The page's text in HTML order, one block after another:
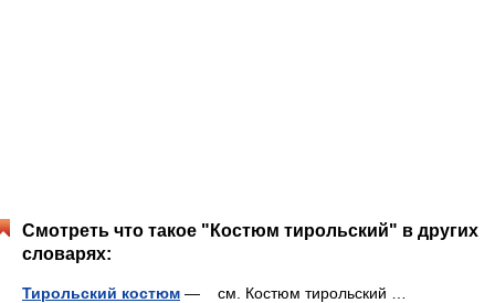
Смотреть что такое "Костюм тирольский" в других
словарях:
Тирольский костюм — см. Костюм тирольский …